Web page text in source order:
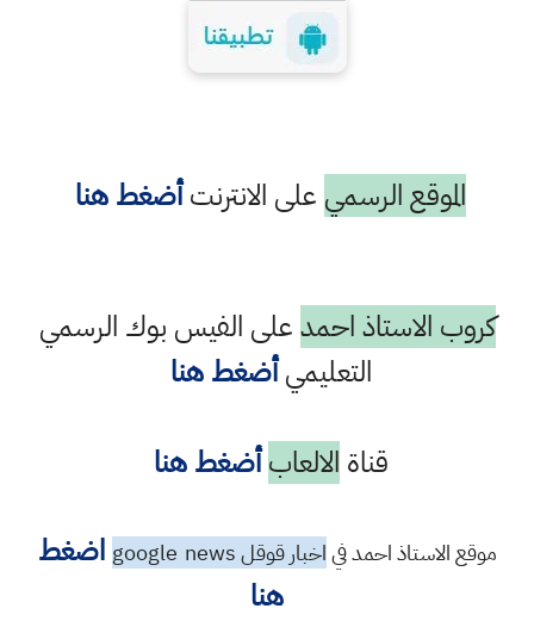
الموقع الرسمي على الانترنتأضغط هنا
كروب الاستاذ احمدعلى الفيس بوك الرسمي
التعليميأضغط هنا
قناة الالعاب أضغط هنا
موقع الاستاذ احمد فياخبار قوقل googlenews
اضغط
هنا